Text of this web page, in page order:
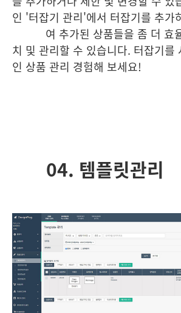
인 '터잡기 관리'에서 터잡기를 추가
여 추가된 상품들을 좀 더 효
치 및 관리할 수 있습니다. 터잡기를
인 상품 관리 경험해 보세요!
04. 템플릿관리